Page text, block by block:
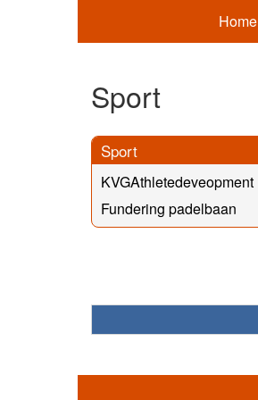
Home
Sport
Sport
KVGAthletedeveopment
Fundering padelbaan